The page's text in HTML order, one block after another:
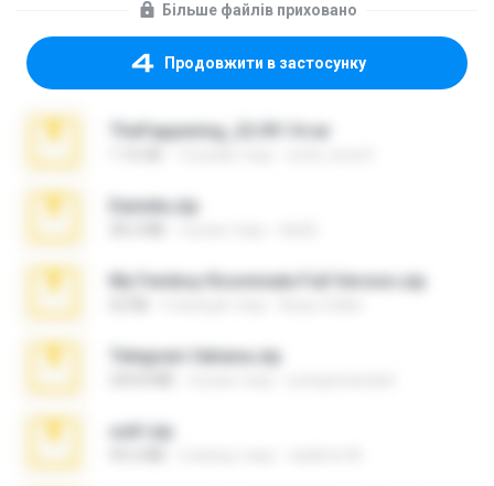
Більше файлів приховано
Продовжити в застосунку
TheFappening_22.09.14.rar
Daniela.zip
My Femboy Roommate Full Version.zip
Telegram fabiana.zip
ouh!.zip